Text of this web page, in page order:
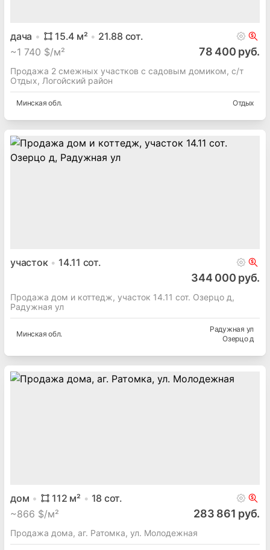
дача 15.4 м² 21.88 сот.
~1 740 $/м² 78 400 руб.
Продажа 2 смежных участков с садовым домиком, с/т
Отдых, Логойский район
Минская обл. Отдых
участок 14.11 сот.
344 000 руб.
Продажа дом и коттедж, участок 14.11 сот. Озерцо д,
Радужная ул
Минская обл.
Радужная ул
Озерцо д
дом 112 м² 18 сот.
~866 $/м² 283 861 руб.
Продажа дома, аг. Ратомка, ул. Молодежная